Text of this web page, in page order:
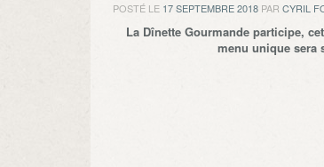
POSTÉ LE 17 SEPTEMBRE 2018 PAR CYRIL
La Dînette Gourmande participe,
menu unique sera